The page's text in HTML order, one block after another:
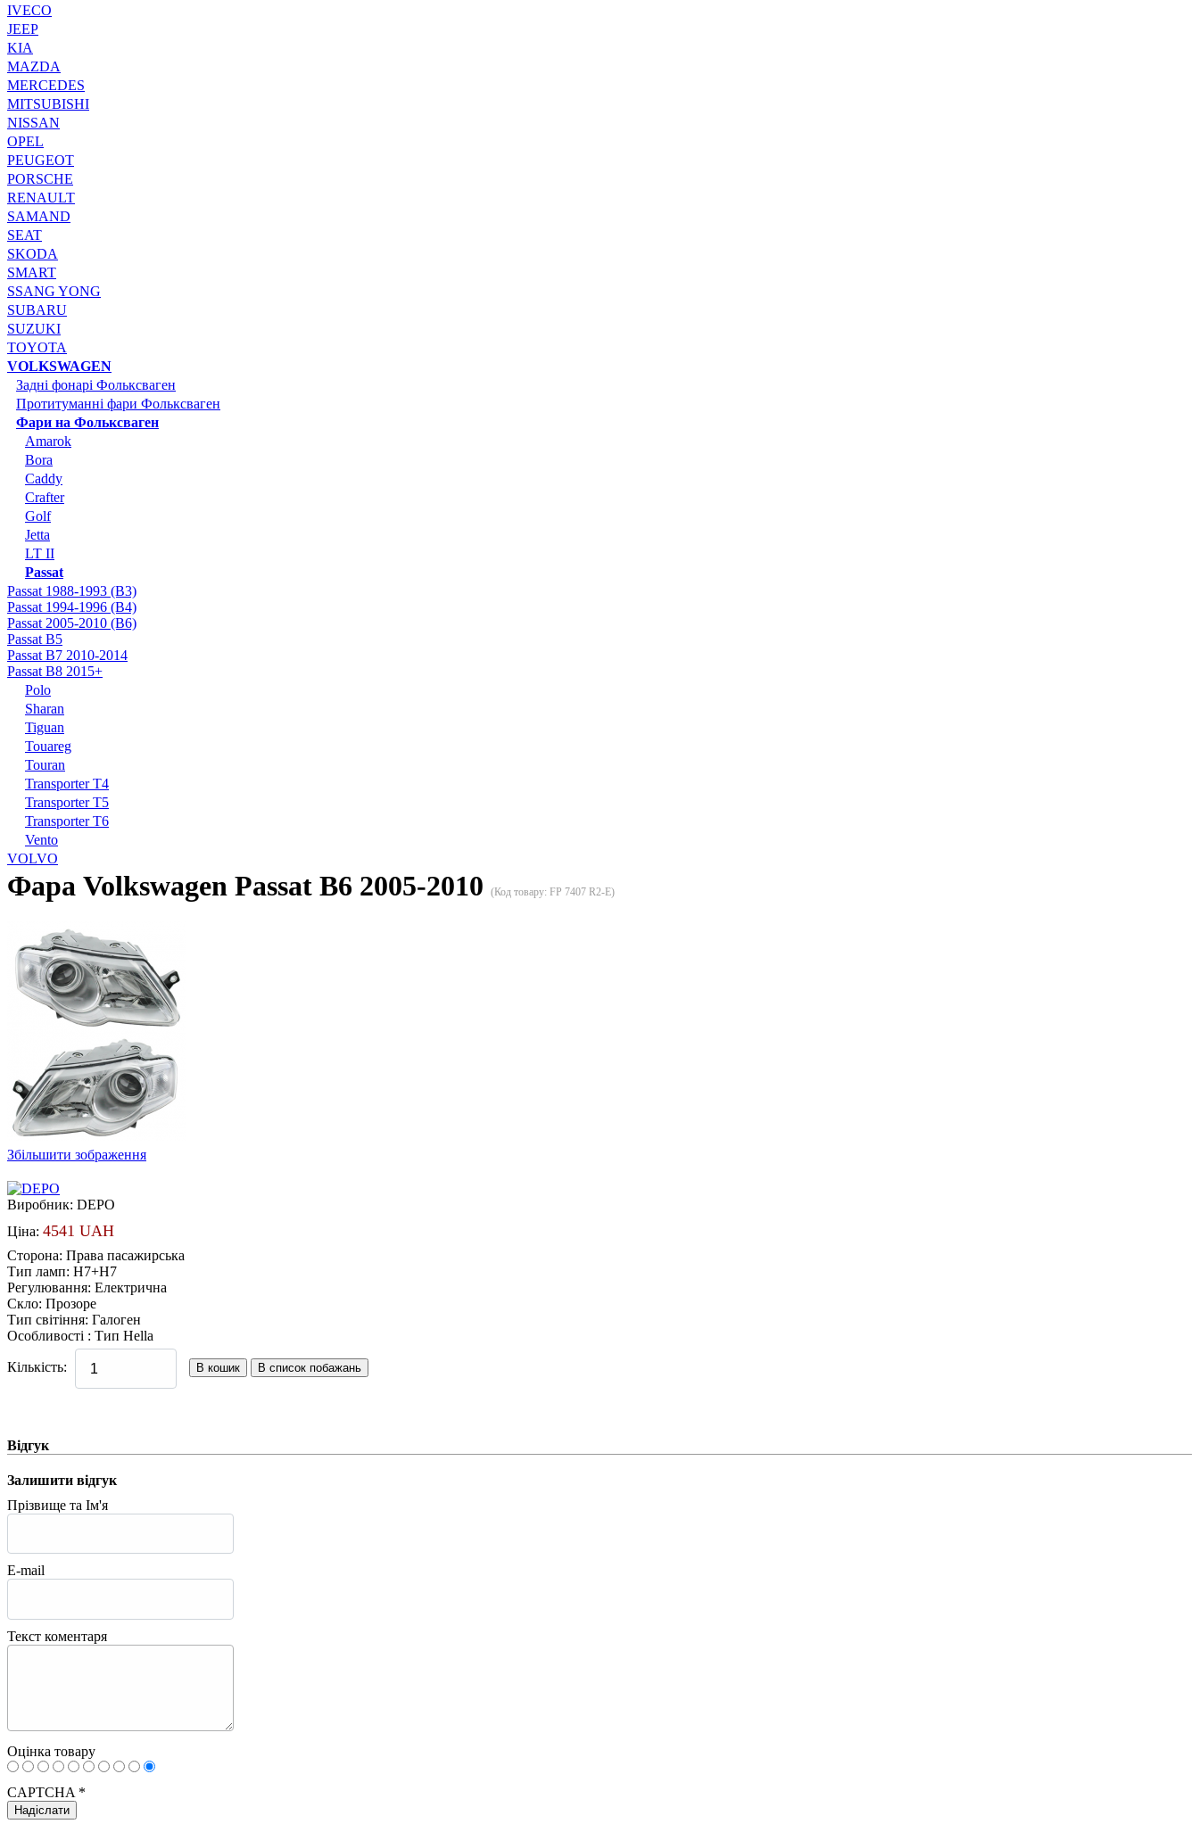
IVECO
JEEP
KIA
MAZDA
MERCEDES
MITSUBISHI
NISSAN
OPEL
PEUGEOT
PORSCHE
RENAULT
SAMAND
SEAT
SKODA
SMART
SSANG YONG
SUBARU
SUZUKI
TOYOTA
VOLKSWAGEN
Задні фонарі Фольксваген
Протитуманні фари Фольксваген
Фари на Фольксваген
Amarok
Bora
Caddy
Crafter
Golf
Jetta
LT II
Passat
Passat 1988-1993 (B3)
Passat 1994-1996 (B4)
Passat 2005-2010 (B6)
Passat B5
Passat B7 2010-2014
Passat B8 2015+
Polo
Sharan
Tiguan
Touareg
Touran
Transporter T4
Transporter T5
Transporter T6
Vento
VOLVO
Фара Volkswagen Passat B6 2005-2010 (Код товару: FP 7407 R2-E)
Збільшити зображення
Виробник: DEPO
Ціна: 4541 UAH
Сторона: Права пасажирська
Тип ламп: H7+H7
Регулювання: Електрична
Скло: Прозоре
Тип світіння: Галоген
Особливості : Тип Hella
Кількість:
Відгук
Залишити відгук
Прізвище та Ім'я
E-mail
Текст коментаря
Оцінка товару
CAPTCHA *